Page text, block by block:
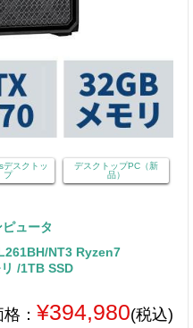
デスクトッ
プ
デスクトップPC（新
品）
ュータ
NT3 Ryzen7
/1TB SSD
： ¥394,980(税込)